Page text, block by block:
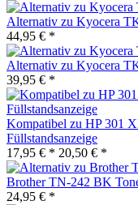
Alternativ zu Kyocera
44,95 € *
Alternativ zu Kyocera
39,95 € *
Kompatibel zu HP 301
Füllstandsanzeige
17,95 € * 20,50 € *
Brother TN-242 BK
24,95 € *